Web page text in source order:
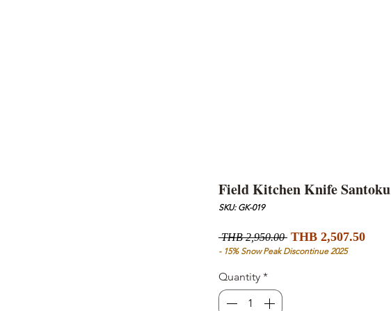
Field Kitchen Knife Santoku
SKU: GK-019
THB 2,950.00 Regular
Price
THB 2,507.50Sale
- 15% Snow Peak Discontinue 2025
Quantity *